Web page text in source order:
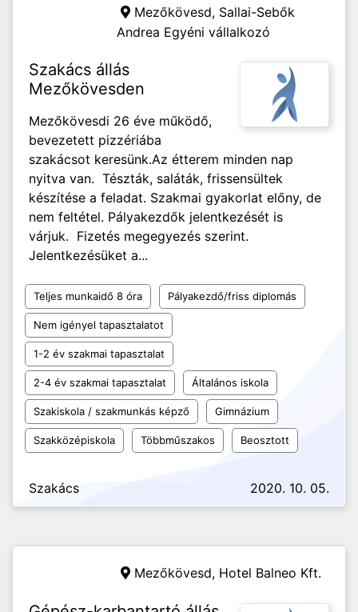
Mezőkövesd, Sallai-Sebők
Andrea Egyéni vállalkozó
Szakács állás
Mezőkövesden
Mezőkövesdi 26 éve működő,
bevezetett pizzériába
szakácsot keresünk.Az étterem minden nap
nyitva van. Tészták, saláták, frissensültek
készítése a feladat. Szakmai gyakorlat előny, de
nem feltétel. Pályakezdők jelentkezését is
várjuk. Fizetés megegyezés szerint.
Jelentkezésüket a...
Teljes munkaidő 8 óra Pályakezdő/friss diplomás
Nem igényel tapasztalatot
1-2 év szakmai tapasztalat
2-4 év szakmai tapasztalat Általános iskola
Szakiskola / szakmunkás képző Gimnázium
Szakközépiskola Többműszakos Beosztott
Szakács 2020. 10. 05.
Mezőkövesd, Hotel Balneo Kft.